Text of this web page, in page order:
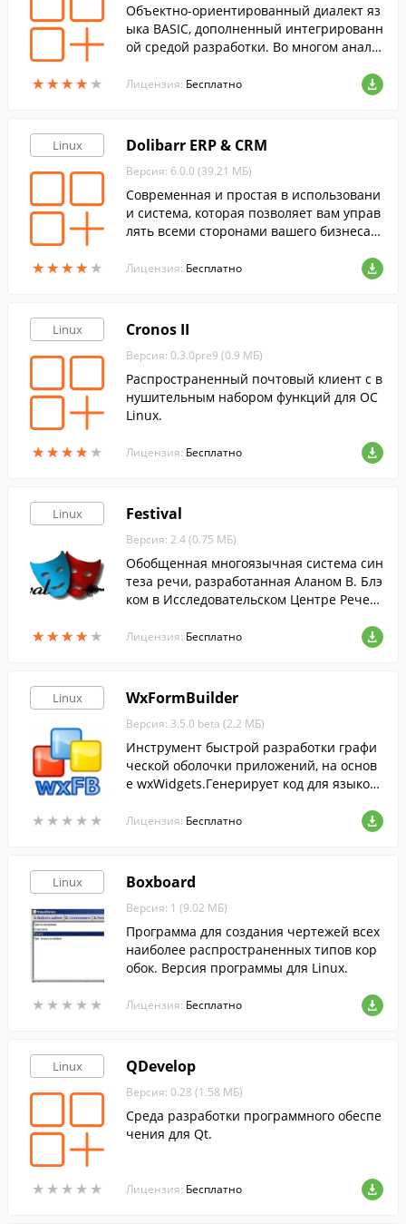
★★★★ ★
★★★★ ★
Объектно-ориентированный диалект яз
ыка BASIC, дополненный интегрированн
ой средой разработки. Во многом анало
Лицензия: Бесплатно
Linux
★★★★ ★
★★★★ ★
Dolibarr ERP & CRM
Версия: 6.0.0 (39.21 МБ)
Современная и простая в использовани
и система, которая позволяет вам управ
лять всеми сторонами вашего бизнеса
клады, переписки, задачи и т.п.).
Лицензия: Бесплатно
Linux
★★★★ ★
★★★★ ★
Cronos II
Версия: 0.3.0pre9 (0.9 МБ)
Распространенный почтовый клиент с в
нушительным набором функций для ОС
Linux.
Лицензия: Бесплатно
Linux
★★★★ ★
★★★★ ★
Festival
Версия: 2.4 (0.75 МБ)
Обобщенная многоязычная система син
теза речи, разработанная Аланом В. Блэ
ком в Исследовательском Центре Речев
инбурга.
Лицензия: Бесплатно
Linux
★ ★ ★ ★ ★
★ ★ ★ ★ ★
WxFormBuilder
Версия: 3.5.0 beta (2.2 МБ)
Инструмент быстрой разработки графи
ческой оболочки приложений, на основ
е wxWidgets.Генерирует код для языков
ML Resource).
Лицензия: Бесплатно
Linux
★ ★ ★ ★ ★
★ ★ ★ ★ ★
Boxboard
Версия: 1 (9.02 МБ)
Программа для создания чертежей всех
наиболее распространенных типов кор
обок. Версия программы для Linux.
Лицензия: Бесплатно
Linux
★ ★ ★ ★ ★
★ ★ ★ ★ ★
QDevelop
Версия: 0.28 (1.58 МБ)
Среда разработки программного обеспе
чения для Qt.
Лицензия: Бесплатно